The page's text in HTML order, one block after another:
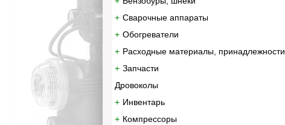
Сварочные аппараты
Обогреватели
Расходные материалы, принадлежности
Запчасти
Дровоколы
Инвентарь
Компрессоры